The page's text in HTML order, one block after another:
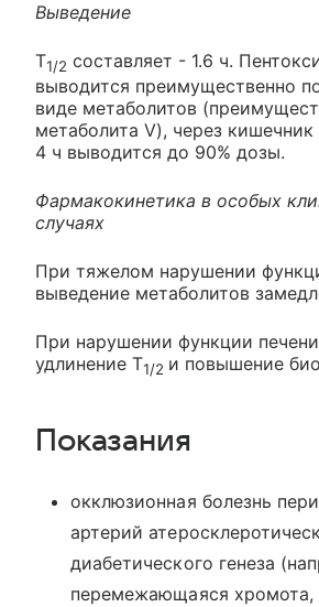
Выведение
T1/2 составляет - 1.6 ч.
выводится преимущественно
виде метаболитов
метаболита V), через
4 ч выводится до 90% дозы.
Фармакокинетика в особых
случаях
При тяжелом нарушении
выведение метаболитов
При нарушении функции
удлинение T1/2 и повышение
Показания
окклюзионная болезнь
артерий
диабетического генеза
перемежающаяся хромота,